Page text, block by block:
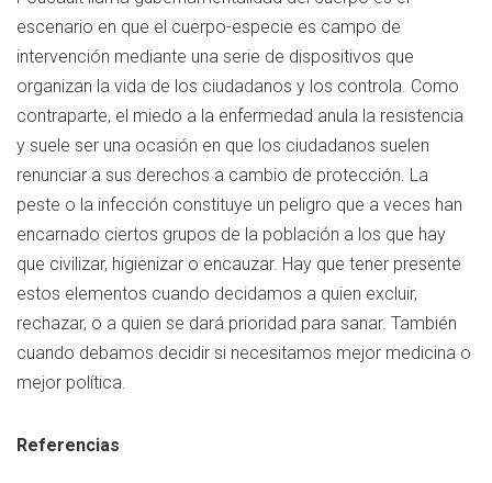
escenario en que el cuerpo-especie es campo de
intervención mediante una serie de dispositivos que
organizan la vida de los ciudadanos y los controla. Como
contraparte, el miedo a la enfermedad anula la resistencia
y suele ser una ocasión en que los ciudadanos suelen
renunciar a sus derechos a cambio de protección. La
peste o la infección constituye un peligro que a veces han
encarnado ciertos grupos de la población a los que hay
que civilizar, higienizar o encauzar. Hay que tener presente
estos elementos cuando decidamos a quien excluir,
rechazar, o a quien se dará prioridad para sanar. También
cuando debamos decidir si necesitamos mejor medicina o
mejor política.
Referencias